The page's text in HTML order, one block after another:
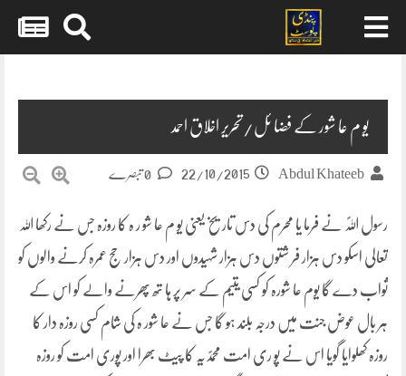
یو م عا شور کے فضا ئل/تحریر اخلاق احمد
Abdul Khateeb
22/10/2015
رسول اللہؐ نے فرما یا محرم کی دس تاریخ یعنی یو م عا شو ر ہ کا روزہ جس نے رکھا اللہ
تعالی اسکو دس ہزار فر شتوں دس ہزار شہیدوں اور دس ہزار حج عمرہ کرنے والوں کو
ثواب دے گا یوم عا شورہ کو کسی یتیم کے سر پر ہا تھ پھرنے والے کو اس کے
ہر بال عوض جنت میں درجہ بلند ہو گا جس نے عا شور ہ کی شام کسی روزہ دار کا
روزہ کھلوایا گویا اس نے پو ری امت محمدؐیہ کا پیٹ بھرا اور پوری امت کو روزہ